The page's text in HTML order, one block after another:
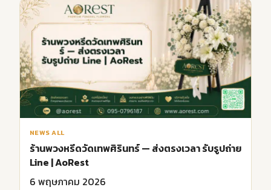
NEWS ALL
ร้านพวงหรีดวัดเทพศิรินทร์ — ส่งตรงเวลา รับรูปถ่าย
Line | AoRest
6 พฤษภาคม 2026